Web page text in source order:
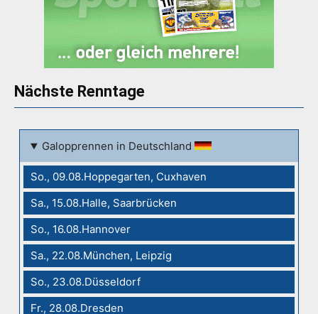
Nächste Renntage
Galopprennen in Deutschland
So., 09.08.Hoppegarten, Cuxhaven
Sa., 15.08.Halle, Saarbrücken
So., 16.08.Hannover
Sa., 22.08.München, Leipzig
So., 23.08.Düsseldorf
Fr., 28.08.Dresden